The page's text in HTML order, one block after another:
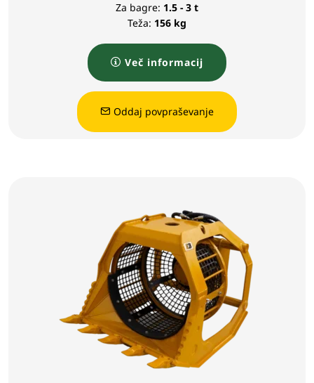
Za bagre: 1.5 - 3 t
Teža: 156 kg
Več informacij
Oddaj povpraševanje